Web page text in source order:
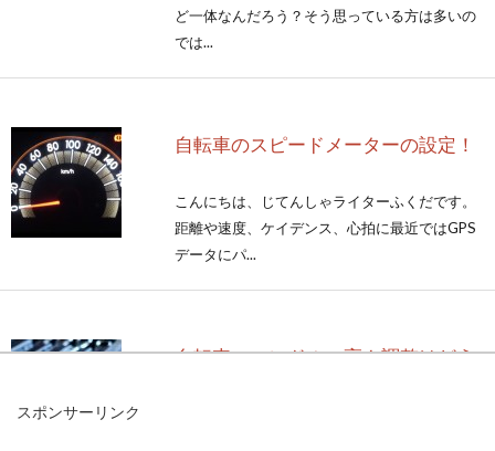
ど一体なんだろう？そう思っている方は多いの
では...
自転車のスピードメーターの設定！
こんにちは、じてんしゃライターふくだです。
距離や速度、ケイデンス、心拍に最近ではGPS
データにパ...
自転車のハンドルの高さ調整はどう
スポンサーリンク